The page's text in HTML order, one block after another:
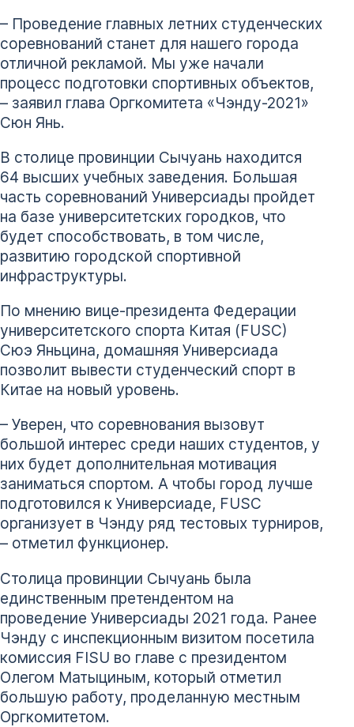
– Проведение главных летних студенческих
соревнований станет для нашего города
отличной рекламой. Мы уже начали
процесс подготовки спортивных объектов,
– заявил глава Оргкомитета «Чэнду-2021»
Сюн Янь.
В столице провинции Сычуань находится
64 высших учебных заведения. Большая
часть соревнований Универсиады пройдет
на базе университетских городков, что
будет способствовать, в том числе,
развитию городской спортивной
инфраструктуры.
По мнению вице-президента Федерации
университетского спорта Китая (FUSC)
Сюэ Яньцина, домашняя Универсиада
позволит вывести студенческий спорт в
Китае на новый уровень.
– Уверен, что соревнования вызовут
большой интерес среди наших студентов, у
них будет дополнительная мотивация
заниматься спортом. А чтобы город лучше
подготовился к Универсиаде, FUSC
организует в Чэнду ряд тестовых турниров,
– отметил функционер.
Столица провинции Сычуань была
единственным претендентом на
проведение Универсиады 2021 года. Ранее
Чэнду с инспекционным визитом посетила
комиссия FISU во главе с президентом
Олегом Матыциным, который отметил
большую работу, проделанную местным
Оргкомитетом.